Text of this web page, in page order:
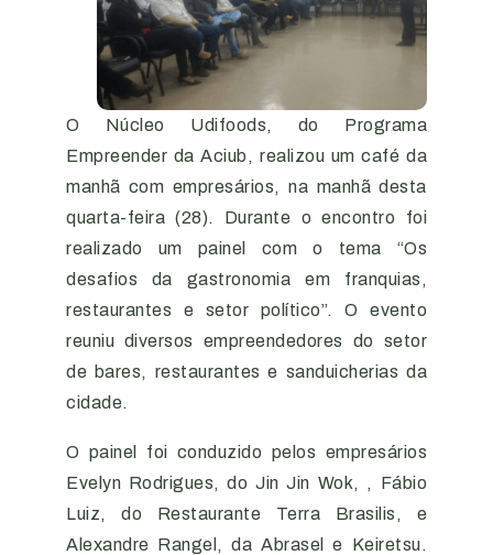
O Núcleo Udifoods, do Programa
Empreender da Aciub, realizou um café da
manhã com empresários, na manhã desta
quarta-feira (28). Durante o encontro foi
realizado um painel com o tema “Os
desafios da gastronomia em franquias,
restaurantes e setor político”. O evento
reuniu diversos empreendedores do setor
de bares, restaurantes e sanduicherias da
cidade.
O painel foi conduzido pelos empresários
Evelyn Rodrigues, do Jin Jin Wok, , Fábio
Luiz, do Restaurante Terra Brasilis, e
Alexandre Rangel, da Abrasel e Keiretsu.